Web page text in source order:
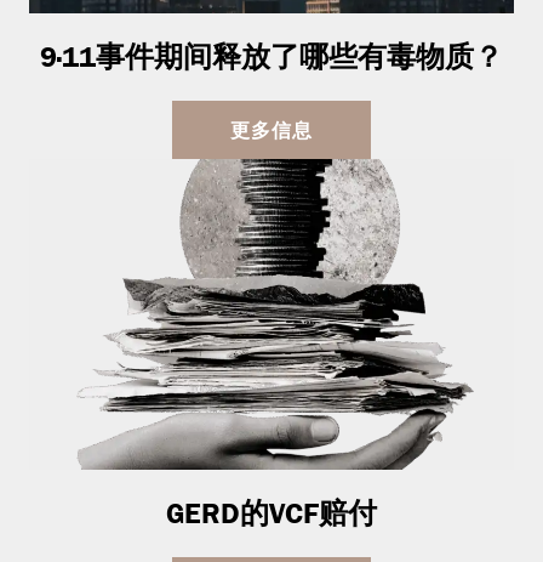
9·11事件期间释放了哪些有毒物质？
更多信息
GERD的VCF赔付